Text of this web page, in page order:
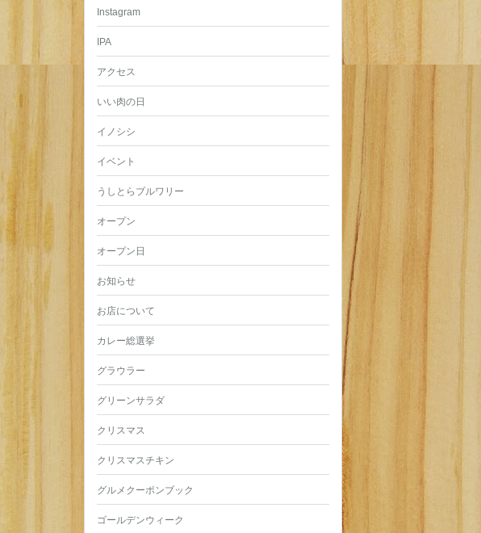
Instagram
IPA
アクセス
いい肉の日
イノシシ
イベント
うしとらブルワリー
オープン
オープン日
お知らせ
お店について
カレー総選挙
グラウラー
グリーンサラダ
クリスマス
クリスマスチキン
グルメクーポンブック
ゴールデンウィーク